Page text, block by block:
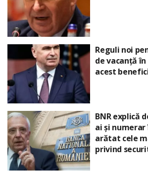
Reguli noi
de vacanță în
acest
BNR explică
ai și numerar
arătat cele
privind